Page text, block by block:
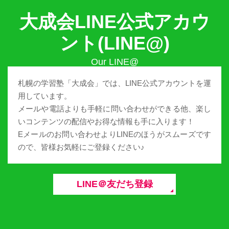
大成会LINE公式アカウ
ント(LINE@)
札幌の学習塾「大成会」では、LINE公式アカウントを運
用しています。
メールや電話よりも手軽に問い合わせができる他、楽し
いコンテンツの配信やお得な情報も手に入ります！
Eメールのお問い合わせよりLINEのほうがスムーズです
ので、皆様お気軽にご登録ください♪
LINE＠友だち登録